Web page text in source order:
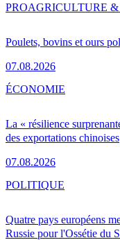
Poulets, bovins et ours
07.08.2026
PROAGRICULTURE
La « résilience
des exportations chinoises
07.08.2026
ÉCONOMIE
Quatre pays européens
Russie pour l'Ossétie du
POLITIQUE